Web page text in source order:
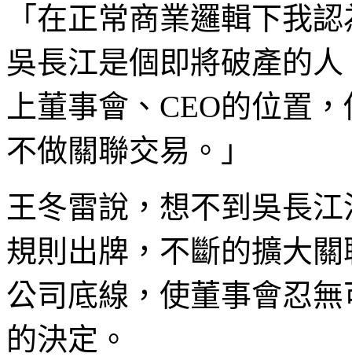
「在正常商業邏輯下我
吳長江是個即將破產的
上董事會、CEO的位置
不做關聯交易。」
王冬雷說，想不到吳長
規則出牌，不斷的擴大
公司底線，使董事會忍
的決定。